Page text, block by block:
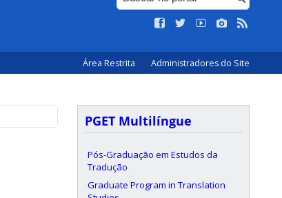
Área Restrita Administradores do Site
PGET Multilíngue
Pós-Graduação em Estudos da
Tradução
Graduate Program in Translation